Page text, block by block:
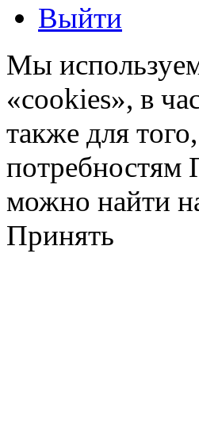
Выйти
Мы
«cookies», в
также для
потребностям
можно найти
Принять